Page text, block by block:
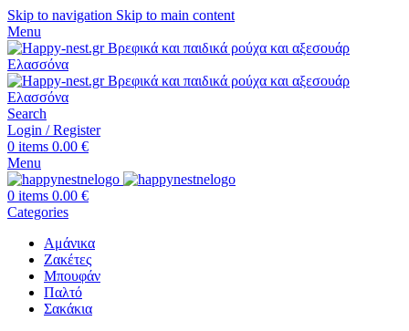
Skip to navigation Skip to main content
Menu
Search
Login / Register
0 items 0.00 €
Menu
0 items 0.00 €
Categories
Αμάνικα
Ζακέτες
Μπουφάν
Παλτό
Σακάκια